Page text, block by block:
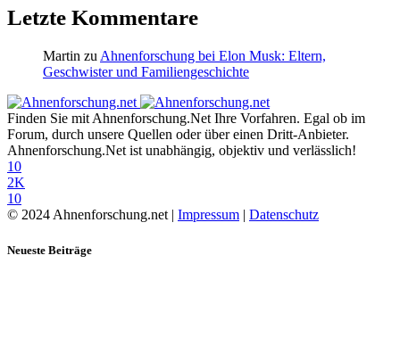
Letzte Kommentare
Martin zuAhnenforschung bei Elon Musk: Eltern,
Geschwister und Familiengeschichte
Finden Sie mit Ahnenforschung.Net Ihre Vorfahren. Egal ob im
Forum, durch unsere Quellen oder über einen Dritt-Anbieter.
Ahnenforschung.Net ist unabhängig, objektiv und verlässlich!
10
2K
10
© 2024 Ahnenforschung.net | Impressum Datenschutz
Neueste Beiträge